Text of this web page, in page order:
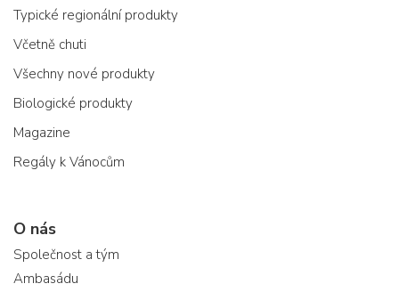
Typické regionální produkty
Včetně chuti
Všechny nové produkty
Biologické produkty
Magazine
Regály k Vánocům
O nás
Společnost a tým
Ambasádu